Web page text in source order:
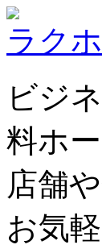
ラク
ビジ
料ホ
店舗
お気